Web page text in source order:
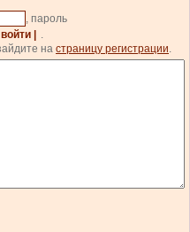
, пароль
| войти |
.
на страницу регистрации.